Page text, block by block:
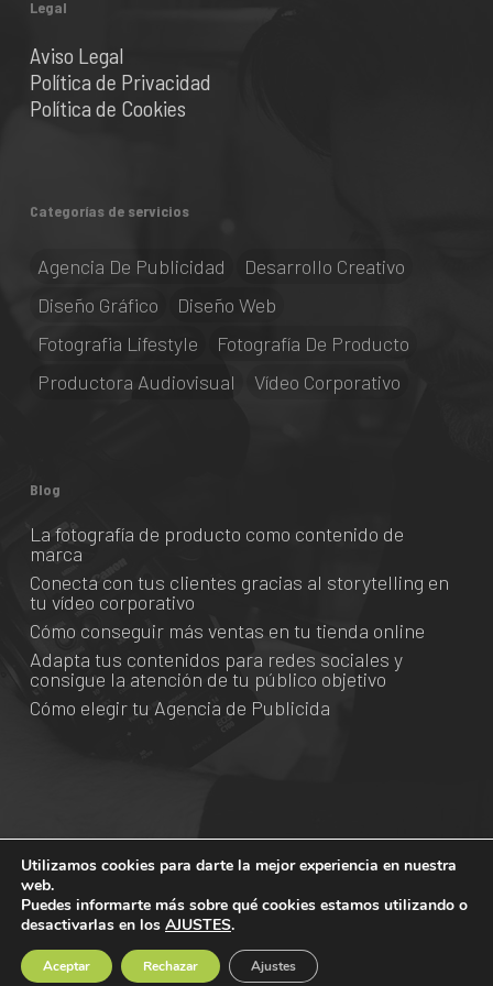
Legal
Aviso Legal
Política de Privacidad
Política de Cookies
Categorías de servicios
Agencia De Publicidad
Desarrollo Creativo
Diseño Gráfico
Diseño Web
Fotografia Lifestyle
Fotografía De Producto
Productora Audiovisual
Vídeo Corporativo
Blog
La fotografía de producto como contenido de
marca
Conecta con tus clientes gracias al storytelling en
tu vídeo corporativo
Cómo conseguir más ventas en tu tienda online
Adapta tus contenidos para redes sociales y
consigue la atención de tu público objetivo
Cómo elegir tu Agencia de Publicida
© 2026 Grado Creativo.
facebookvimeo linkedin
Utilizamos cookies para darte la mejor experiencia en nuestra
web.
Puedes informarte más sobre qué cookies estamos utilizando o
desactivarlas en los AJUSTES.
Aceptar Rechazar Ajustes